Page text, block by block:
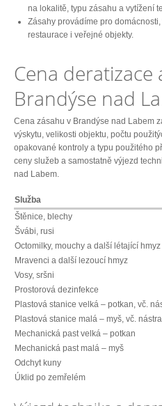
na lokalitě, typu zásahu a vytížení
Zásahy provádíme pro
restaurace i veřejné objekty.
Cena deratizace
Brandýse nad
Cena zásahu v Brandýse nad Labem
výskytu, velikosti objektu, počtu
opakované kontroly a typu použitého
ceny služeb a samostatně výjezd
nad Labem.
Služba
Štěnice, blechy
Švábi, rusi
Octomilky, mouchy a další létající hmyz
Mravenci a další lezoucí hmyz
Vosy, sršni
Prostorová dezinfekce
Plastová stanice velká – potkan, vč.
Plastová stanice malá – myš, vč.
Mechanická past velká – potkan
Mechanická past malá – myš
Odchyt kuny
Úklid po zemřelém